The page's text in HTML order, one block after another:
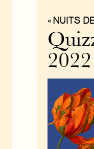
« NUITS
2022